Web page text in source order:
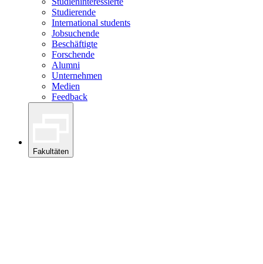
Studierende
International students
Jobsuchende
Beschäftigte
Forschende
Alumni
Unternehmen
Medien
Feedback
Fakultäten